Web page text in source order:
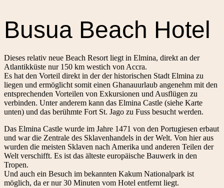
Busua Beach Hotel
Dieses relativ neue Beach Resort liegt in Elmina, direkt an der
Atlantikküste nur 150 km westich von Accra.
Es hat den Vorteil direkt in der der historischen Stadt Elmina zu
liegen und ermöglicht somit einen Ghanauurlaub angenehm mit den
entsprechenden Vorteilen von Exkursionen und Ausflügen zu
verbinden. Unter anderem kann das Elmina Castle (siehe Karte
unten) und das berühmte Fort St. Jago zu Fuss besucht werden.
Das Elmina Castle wurde im Jahre 1471 von den Portugiesen erbaut
und war die Zentrale des Sklavenhandels in der Welt. Von hier aus
wurden die meisten Sklaven nach Amerika und anderen Teilen der
Welt verschifft. Es ist das älteste europäische Bauwerk in den
Tropen.
Und auch ein Besuch im bekannten Kakum Nationalpark ist
möglich, da er nur 30 Minuten vom Hotel entfernt liegt.